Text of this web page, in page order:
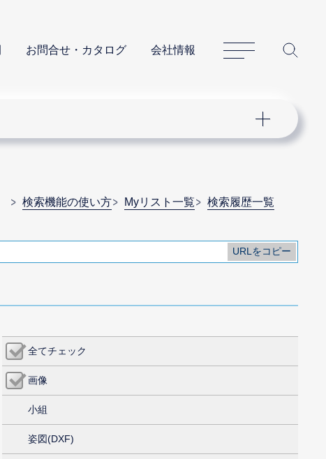
お問合せ・カタログ 会社情報
サイトマップ
検索機能の使い方 Myリスト一覧 検索履歴一覧
全てチェック
画像
小組
姿図(DXF)